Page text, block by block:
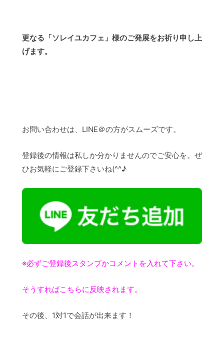
更なる「ソレイユカフェ」様のご発展をお祈り申し上
げます。
お問い合わせは、LINE＠の方がスムーズです。
登録後の情報は私しか分かりませんのでご安心を。ぜ
ひお気軽にご登録下さいね(^^♪
※必ずご登録後スタンプかコメントを入れて下さい。
そうすればこちらに反映されます。
その後、1対1で会話が出来ます！